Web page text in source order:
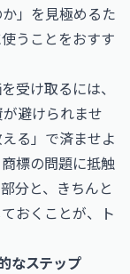
」を見極めるた
うことをおすす
受け取るには、
避けられませ
る」で済ませよ
標の問題に抵触
分と、きちんと
おくことが、ト
なステップ